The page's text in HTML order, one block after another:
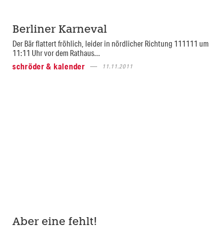
Berliner Karneval
Der Bär flattert fröhlich, leider in nördlicher Richtung 111111 um
11:11 Uhr vor dem Rathaus...
schröder & kalender
11.11.2011
Aber eine fehlt!